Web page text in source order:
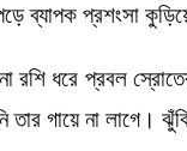
ব্যাপক প্রশংসা
রশি ধরে প্রবল
তার গায়ে না